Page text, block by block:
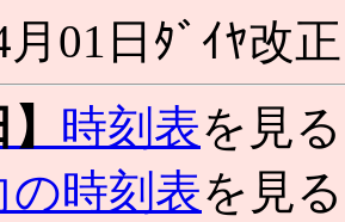
月01日ﾀﾞｲﾔ改正
時刻表を見る
の時刻表を見る